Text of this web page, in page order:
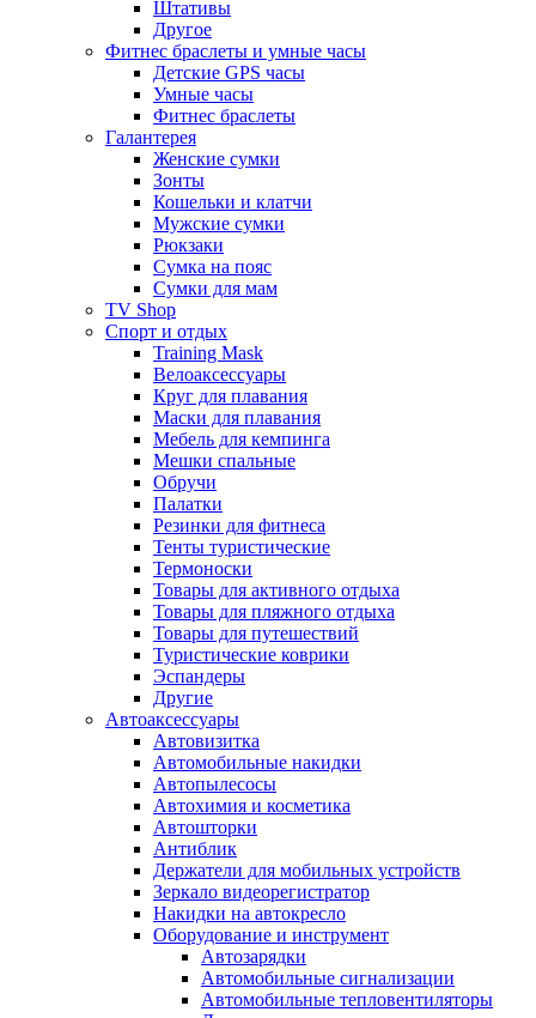
Штативы
Другое
Фитнес браслеты и умные часы
Детские GPS часы
Умные часы
Фитнес браслеты
Галантерея
Женские сумки
Зонты
Кошельки и клатчи
Мужские сумки
Рюкзаки
Сумка на пояс
Сумки для мам
TV Shop
Спорт и отдых
Training Mask
Велоаксессуары
Круг для плавания
Маски для плавания
Мебель для кемпинга
Мешки спальные
Обручи
Палатки
Резинки для фитнеса
Тенты туристические
Термоноски
Товары для активного отдыха
Товары для пляжного отдыха
Товары для путешествий
Туристические коврики
Эспандеры
Другие
Автоаксессуары
Автовизитка
Автомобильные накидки
Автопылесосы
Автохимия и косметика
Автошторки
Антиблик
Держатели для мобильных устройств
Зеркало видеорегистратор
Накидки на автокресло
Оборудование и инструмент
Автозарядки
Автомобильные сигнализации
Автомобильные тепловентиляторы